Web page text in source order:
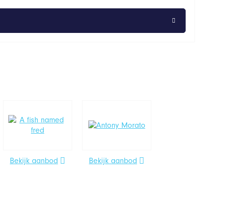
Bekijk aanbod Bekijk aanbod